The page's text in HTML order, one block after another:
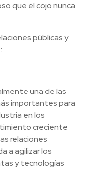
que el cojo nunca
públicas y
una de las
importantes para
en los
creciente
relaciones
a agilizar los
y tecnologías